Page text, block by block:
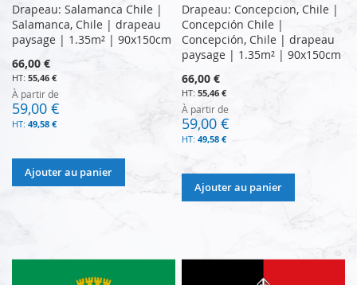
Drapeau: Salamanca Chile |
Salamanca, Chile | drapeau
paysage | 1.35m² | 90x150cm
66,00 €
55,46 €
À partir de
59,00 €
49,58 €
Ajouter au panier
Drapeau: Concepcion, Chile |
Concepción Chile |
Concepción, Chile | drapeau
paysage | 1.35m² | 90x150cm
66,00 €
55,46 €
À partir de
59,00 €
49,58 €
Ajouter au panier